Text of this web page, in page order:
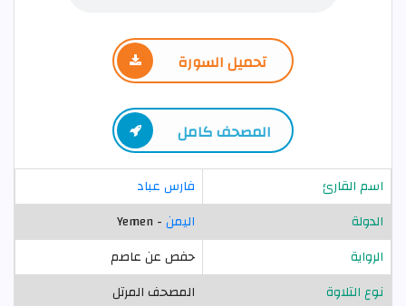
تحميل السورة
المصحف كامل
اسم القارئ
فارس عباد
الدولة
اليمن- Yemen
الرواية
حفص عن عاصم
نوع التلاوة
المصحف المرتل